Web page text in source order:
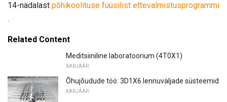
14-nädalast põhikoolituse füüsilist ettevalmistusprogrammi
.
Related Content
Meditsiiniline laboratoorium (4T0X1)
KARJÄÄR
Õhujõudude töö: 3D1X6 lennuväljade süsteemid
KARJÄÄR